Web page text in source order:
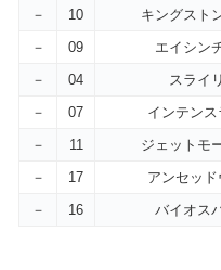
－
10 キングスト
－
09 エイシン
－
04 スライ
－
07 インテンス
－
11 ジェットモ
－
17 アンセッド
－
16 バイオス